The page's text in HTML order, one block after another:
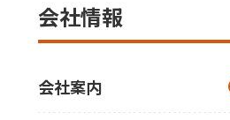
会社情報
会社案内